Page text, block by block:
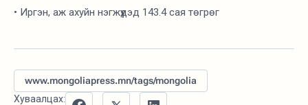
• Иргэн, аж ахуйн нэгжүүдэд 143.4 сая төгрөг
www.mongoliapress.mn/tags/mongolia
Хуваалцах: